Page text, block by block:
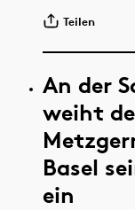
Teilen
An der
weiht
Basel
ein